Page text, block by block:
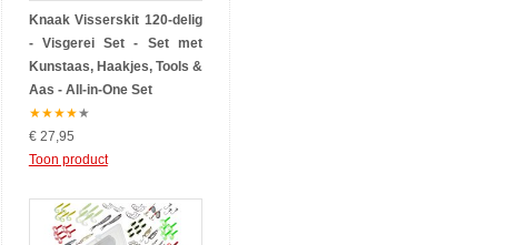
Knaak Visserskit 120‑delig
- Visgerei Set - Set met
Kunstaas, Haakjes, Tools &
Aas - All‑in‑One Set
★★★★★
€ 27,95
Toon product